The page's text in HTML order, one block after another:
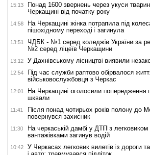
15:13
Понад 1600 звернень через укуси
Черкащині від початку року
14:58
На Черкащині жінка потрапила під
пішохідному переході і загинула
13:51
ЧДБК - №1 серед коледжів України за
№2 серед ліцеїв Черкащини
13:12 У Дахнівському лісництві виявили
12:54
Під час служби раптово обірвалося
військовослужбовця з Черкас
12:01
На Черкащині оголосили попередження
шквали
11:41
Після понад чотирьох років полону до
повернувся захисник
11:30
На черкаській дамбі у ДТП з
вантажівками загинув водій
10:42
У Черкасах легковик вилетів із дороги